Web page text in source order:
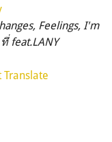
Feelings, I'm
feat.LANY